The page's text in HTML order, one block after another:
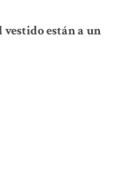
están a un